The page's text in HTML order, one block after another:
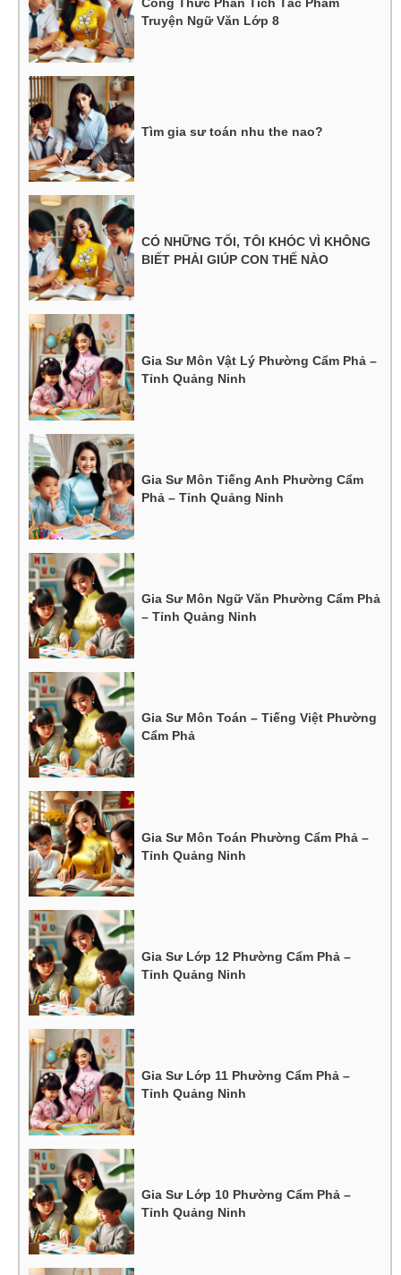
Công Thức Phân Tích Tác Phẩm
Truyện Ngữ Văn Lớp 8
Tìm gia sư toán nhu the nao?
CÓ NHỮNG TỐI, TÔI KHÓC VÌ KHÔNG
BIẾT PHẢI GIÚP CON THẾ NÀO
Gia Sư Môn Vật Lý Phường Cẩm Phả –
Tỉnh Quảng Ninh
Gia Sư Môn Tiếng Anh Phường Cẩm
Phả – Tỉnh Quảng Ninh
Gia Sư Môn Ngữ Văn Phường Cẩm Phả
– Tỉnh Quảng Ninh
Gia Sư Môn Toán – Tiếng Việt Phường
Cẩm Phả
Gia Sư Môn Toán Phường Cẩm Phả –
Tỉnh Quảng Ninh
Gia Sư Lớp 12 Phường Cẩm Phả –
Tỉnh Quảng Ninh
Gia Sư Lớp 11 Phường Cẩm Phả –
Tỉnh Quảng Ninh
Gia Sư Lớp 10 Phường Cẩm Phả –
Tỉnh Quảng Ninh